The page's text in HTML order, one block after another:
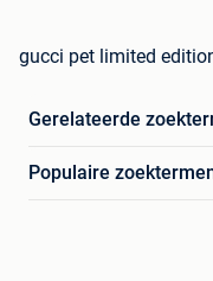
gucci pet limited
Gerelateerde
Populaire